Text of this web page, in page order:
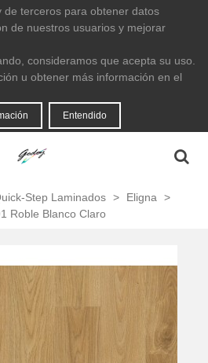
de terceros para obtener datos
de nuestros usuarios y mejorar
consideramos que acepta su uso.
u obtener más información en el
Entendido
Step Laminados > Eligna
>
Roble Blanco Claro